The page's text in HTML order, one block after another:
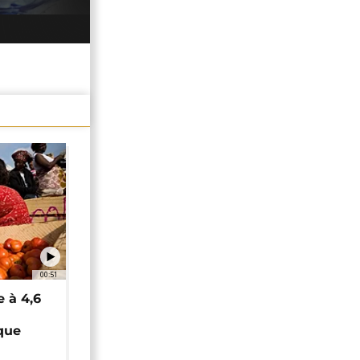
00:51
à 4,6